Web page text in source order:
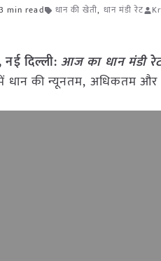
3 min read धान की खेती, धान मंडी रेट
दिल्ली: आज का धान मंडी
धान की न्यूनतम, अधिकतम